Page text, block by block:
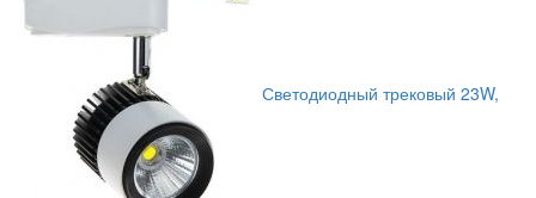
Светодиодный трековый 23W,